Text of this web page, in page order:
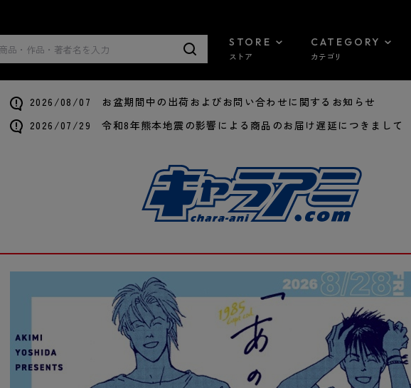
STORE
ストア
CATEGORY
カテゴリ
2026/08/07 お盆期間中の出荷およびお問い合わせに関するお知らせ
2026/07/29 令和8年熊本地震の影響による商品のお届け遅延につきまして